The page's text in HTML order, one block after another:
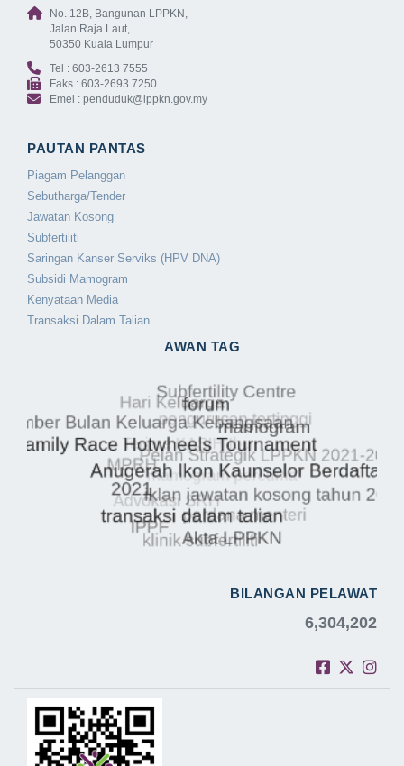
No. 12B, Bangunan LPPKN,
Jalan Raja Laut,
50350 Kuala Lumpur
Tel : 603-2613 7555
Faks : 603-2693 7250
Emel : penduduk@lppkn.gov.my
PAUTAN PANTAS
Piagam Pelanggan
Sebutharga/Tender
Jawatan Kosong
Subfertiliti
Saringan Kanser Serviks (HPV DNA)
Subsidi Mamogram
Kenyataan Media
Transaksi Dalam Talian
AWAN TAG
BILANGAN PELAWAT
6,304,202